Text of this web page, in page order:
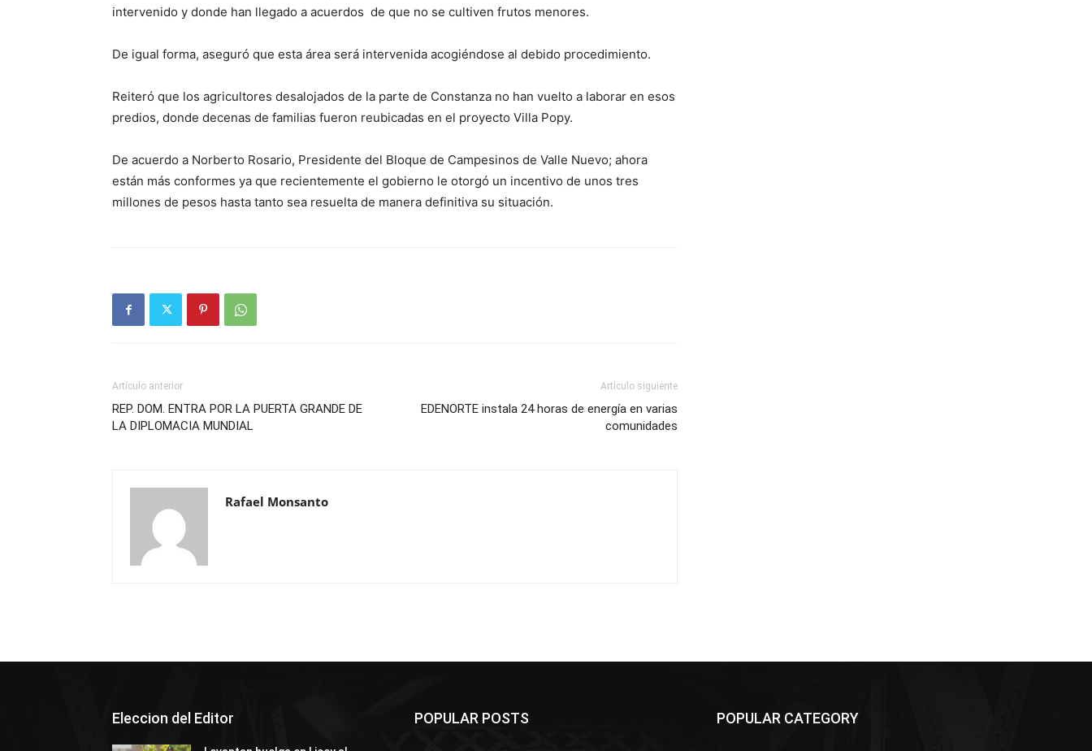
intervenido y donde han llegado a acuerdos de que no se cultiven frutos menores.
De igual forma, aseguró que esta área será intervenida acogiéndose al debido procedimiento.
Reiteró que los agricultores desalojados de la parte de Constanza no han vuelto a laborar en esos
predios, donde decenas de familias fueron reubicadas en el proyecto Villa Popy.
De acuerdo a Norberto Rosario, Presidente del Bloque de Campesinos de Valle Nuevo; ahora
están más conformes ya que recientemente el gobierno le otorgó un incentivo de unos tres
millones de pesos hasta tanto sea resuelta de manera definitiva su situación.
Artículo anterior
REP. DOM. ENTRA POR LA PUERTA GRANDE DE
LA DIPLOMACIA MUNDIAL
Artículo siguiente
EDENORTE instala 24 horas de energía en varias
comunidades
Rafael Monsanto
Eleccion del Editor POPULAR POSTS POPULAR CATEGORY